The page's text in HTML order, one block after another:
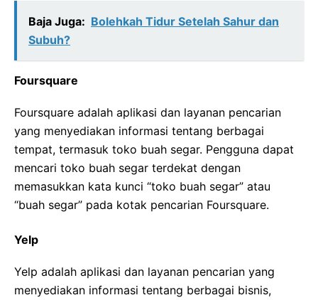
Baja Juga: Bolehkah Tidur Setelah Sahur dan
Subuh?
Foursquare
Foursquare adalah aplikasi dan layanan pencarian
yang menyediakan informasi tentang berbagai
tempat, termasuk toko buah segar. Pengguna dapat
mencari toko buah segar terdekat dengan
memasukkan kata kunci “toko buah segar” atau
“buah segar” pada kotak pencarian Foursquare.
Yelp
Yelp adalah aplikasi dan layanan pencarian yang
menyediakan informasi tentang berbagai bisnis,